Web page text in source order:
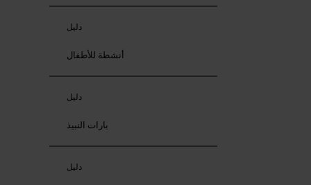
دليل
أنشطة للأطفال
دليل
بارات النبيذ
دليل